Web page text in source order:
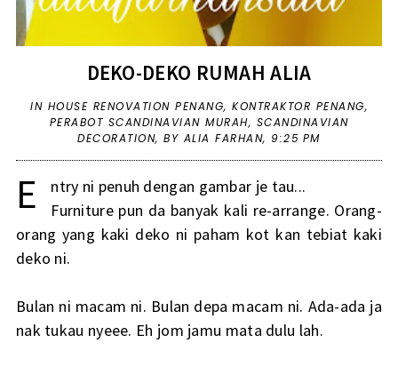
DEKO-DEKO RUMAH ALIA
IN HOUSE RENOVATION PENANG, KONTRAKTOR PENANG,
PERABOT SCANDINAVIAN MURAH, SCANDINAVIAN
DECORATION,BY ALIA FARHAN, 9:25 PM
E
ntry ni penuh dengan gambar je tau...
Furniture pun da banyak kali re-arrange. Orang-
orang yang kaki deko ni paham kot kan tebiat kaki
deko ni.
Bulan ni macam ni. Bulan depa macam ni. Ada-ada ja
nak tukau nyeee. Eh jom jamu mata dulu lah.